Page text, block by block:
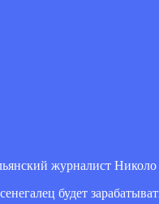
журналист
будет